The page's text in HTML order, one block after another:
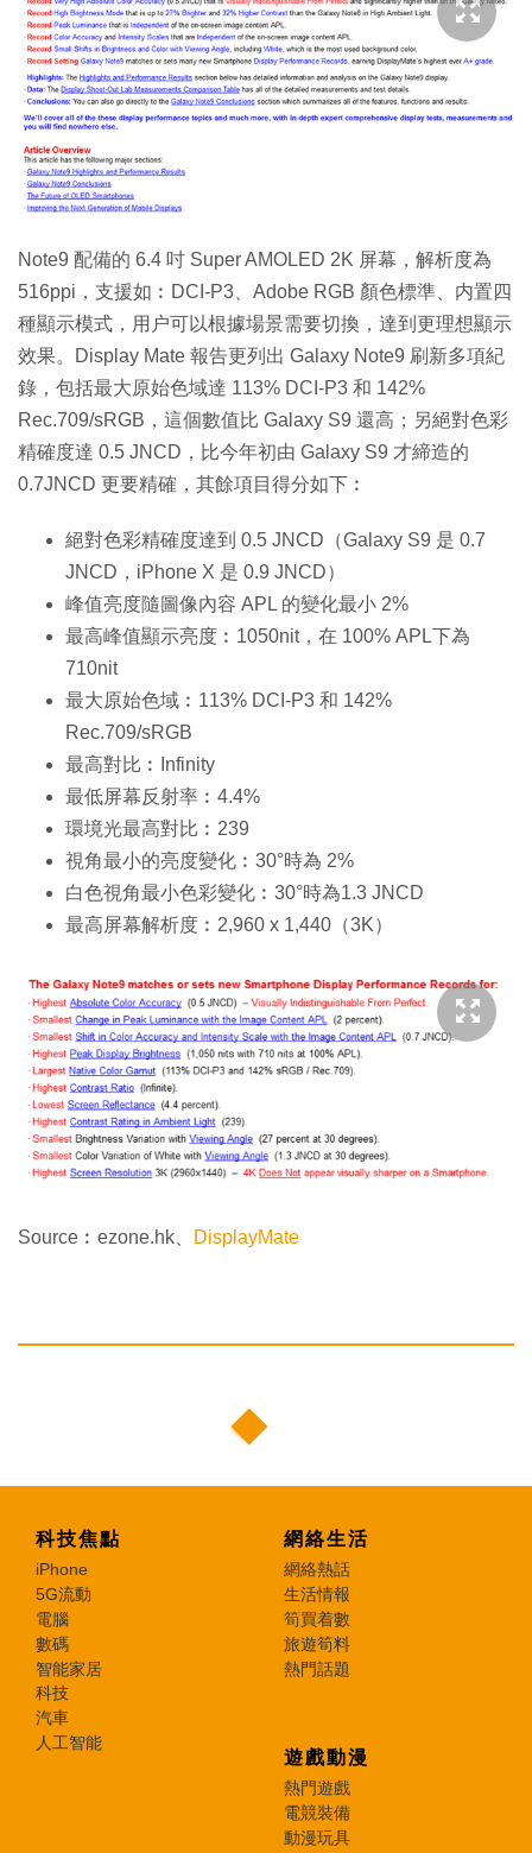
Note9 配備的 6.4 吋 Super AMOLED 2K 屏幕，解析度為
516ppi，支援如︰DCI-P3、Adobe RGB 顏色標準、内置四
種顯示模式，用户可以根據場景需要切換，達到更理想顯示
效果。Display Mate 報告更列出 Galaxy Note9 刷新多項紀
錄，包括最大原始色域達 113% DCI-P3 和 142%
Rec.709/sRGB，這個數值比 Galaxy S9 還高；另絕對色彩
精確度達 0.5 JNCD，比今年初由 Galaxy S9 才締造的
0.7JNCD 更要精確，其餘項目得分如下︰
絕對色彩精確度達到 0.5 JNCD（Galaxy S9 是 0.7
JNCD，iPhone X 是 0.9 JNCD）
峰值亮度隨圖像內容 APL 的變化最小 2%
最高峰值顯示亮度︰1050nit，在 100% APL下為
710nit
最大原始色域︰113% DCI-P3 和 142%
Rec.709/sRGB
最高對比︰Infinity
最低屏幕反射率︰4.4%
環境光最高對比︰239
視角最小的亮度變化︰30°時為 2%
白色視角最小色彩變化︰30°時為1.3 JNCD
最高屏幕解析度︰2,960 x 1,440（3K）
Source︰ezone.hk、 DisplayMate
科技焦點
iPhone
5G流動
電腦
數碼
智能家居
科技
汽車
人工智能
網絡生活
網絡熱話
生活情報
筍買着數
旅遊筍料
熱門話題
遊戲動漫
熱門遊戲
電競裝備
動漫玩具